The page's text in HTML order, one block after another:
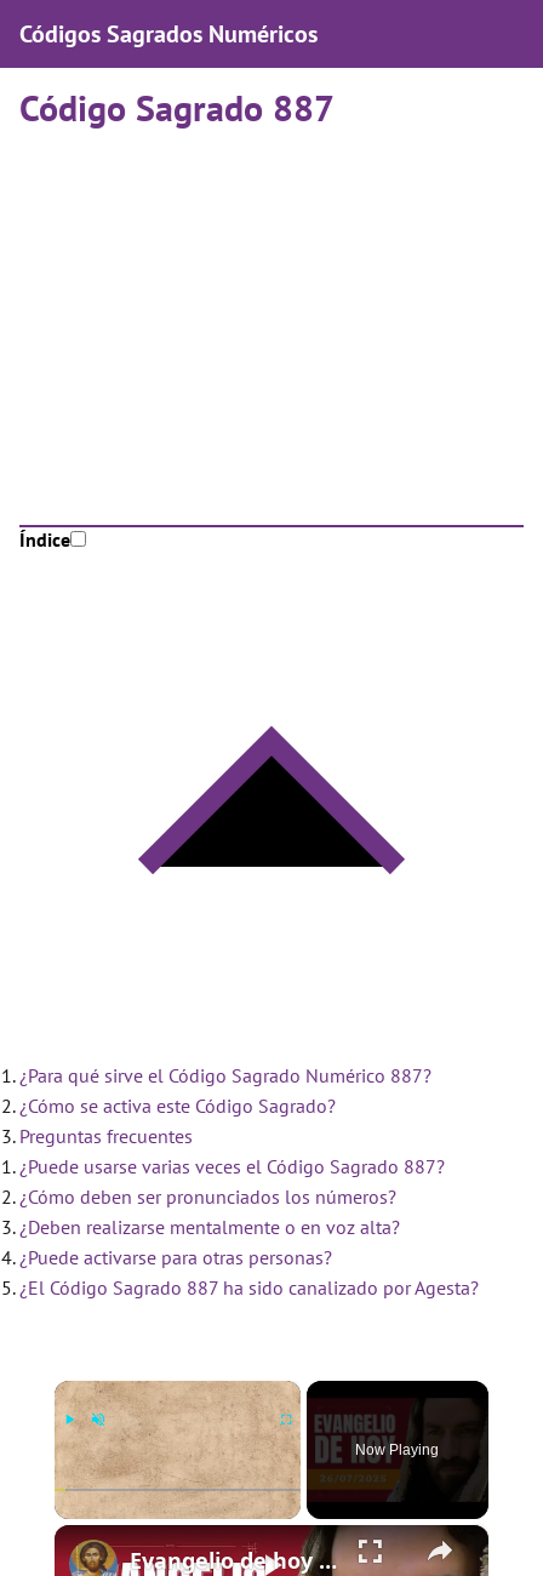
Códigos Sagrados Numéricos
Código Sagrado 887
Índice
¿Para qué sirve el Código Sagrado Numérico 887?
¿Cómo se activa este Código Sagrado?
Preguntas frecuentes
¿Puede usarse varias veces el Código Sagrado 887?
¿Cómo deben ser pronunciados los números?
¿Deben realizarse mentalmente o en voz alta?
¿Puede activarse para otras personas?
¿El Código Sagrado 887 ha sido canalizado por Agesta?
×
Fullscreen
Now Playing
×
Evangelio de hoy - Sábado 26 de julio de 2025 - Mateo 13:16-17 - Biblia Católica